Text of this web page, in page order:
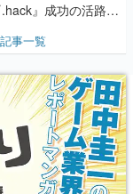
』成功の活路を
山 洋に流れる血は
た【若ゲのいた
事一覧